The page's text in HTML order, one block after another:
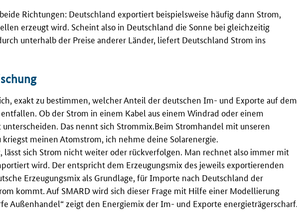
Richtungen: Deutschland exportiert beispielsweise häufig dann Strom,
erzeugt wird. Scheint also in Deutschland die Sonne bei gleichzeitig
unterhalb der Preise anderer Länder, liefert Deutschland Strom ins
exakt zu bestimmen, welcher Anteil der deutschen Im- und Exporte auf dem
Ob der Strom in einem Kabel aus einem Windrad oder einem
Das nennt sich Strommix.Beim Stromhandel mit unseren
meinen Atomstrom, ich nehme deine Solarenergie.
lässt sich Strom nicht weiter oder rückverfolgen. Man rechnet also immer mit
wird. Der entspricht dem Erzeugungsmix des jeweils exportierenden
Erzeugungsmix als Grundlage, für Importe nach Deutschland der
kommt. Auf SMARD wird sich dieser Frage mit Hilfe einer Modellierung
Außenhandel“ zeigt den Energiemix der Im- und Exporte energieträgerscharf.